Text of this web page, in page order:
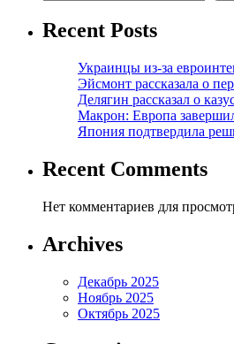
Recent Posts
Украинцы из-за
Эйсмонт рассказала о
Делягин рассказал о
Макрон: Европа
Япония подтвердила
Recent Comments
Нет комментариев для
Archives
Декабрь 2025
Ноябрь 2025
Октябрь 2025